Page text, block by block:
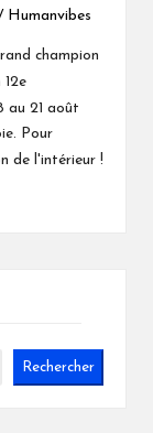
Humanvibes
champion
au 21 août
Pour
de l'intérieur !
Rechercher